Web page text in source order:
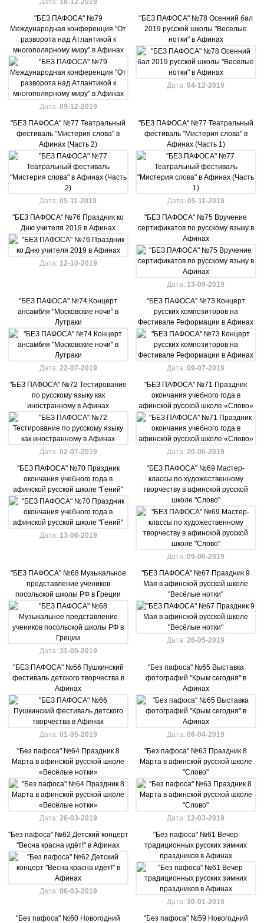
"БЕЗ ПАФОСА" №79
Международная конференция "От
разворота над Атлантикой к
многополярному миру" в Афинах
Дата: 09-12-2019
"БЕЗ ПАФОСА" №78 Осенний бал
2019 русской школы "Веселые
нотки" в Афинах
Дата:04-12-2019
"БЕЗ ПАФОСА" №77 Театральный
фестиваль "Мистерия слова" в
Афинах (Часть 2)
Дата:05-11-2019
"БЕЗ ПАФОСА" №77 Театральный
фестиваль "Мистерия слова" в
Афинах (Часть 1)
Дата: 05-11-2019
"БЕЗ ПАФОСА" №76 Праздник ко
Дню учителя 2019 в Афинах
Дата: 12-10-2019
"БЕЗ ПАФОСА" №75 Вручение
сертификатов по русскому языку в
Афинах
Дата: 13-09-2019
"БЕЗ ПАФОСА" №74 Концерт
ансамбля "Московские ночи" в
Лутраки
Дата: 22-07-2019
"БЕЗ ПАФОСА" №73 Концерт
русских композиторов на
Фестивале Реформации в Афинах
Дата:09-07-2019
"БЕЗ ПАФОСА" №72 Тестирование
по русскому языку как
иностранному в Афинах
Дата: 02-07-2019
"БЕЗ ПАФОСА" №71 Праздник
окончания учебного года в
афинской русской школе «Слово»
Дата:20-06-2019
"БЕЗ ПАФОСА" №70 Праздник
окончания учебного года в
афинской русской школе "Гений"
Дата: 13-06-2019
"БЕЗ ПАФОСА" №69 Мастер-
классы по художественному
творчеству в афинской русской
школе "Слово"
Дата:09-06-2019
"БЕЗ ПАФОСА" №68 Музыкальное
представление учеников
посольской школы РФ в Греции
Дата: 31-05-2019
"БЕЗ ПАФОСА" №67 Праздник 9
Мая в афинской русской школе
"Весёлые нотки"
Дата:26-05-2019
"БЕЗ ПАФОСА" №66 Пушкинский
фестиваль детского творчества в
Афинах
Дата: 01-05-2019
"Без пафоса" №65 Выставка
фотографий "Крым сегодня" в
Афинах
Дата:06-04-2019
"Без пафоса" №64 Праздник 8
Марта в афинской русской школе
«Весёлые нотки»
Дата: 26-03-2019
"Без пафоса" №63 Праздник 8
Марта в афинской русской школе
"Слово"
Дата: 12-03-2019
"Без пафоса" №62 Детский концерт
"Весна красна идёт!" в Афинах
Дата: 06-03-2019
"Без пафоса" №61 Вечер
традиционных русских зимних
праздников в Афинах
Дата:30-01-2019
"Без пафоса" №60 Новогодний
"Без пафоса" №59 Новогодний